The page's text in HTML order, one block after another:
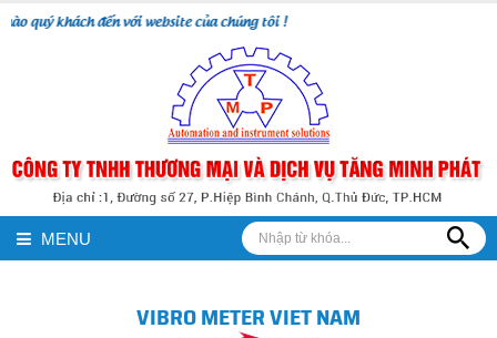
quý khách đến với website của chúng tôi !
MENU
VIBRO METER VIET NAM